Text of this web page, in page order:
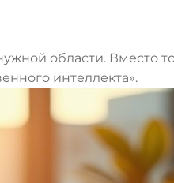
области. Вместо
интеллекта».